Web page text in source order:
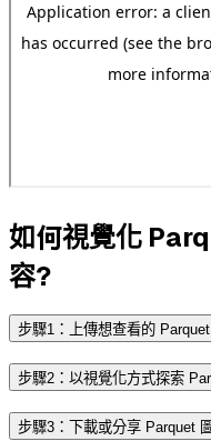
如何視覺化
容？
步驟1：上傳想查看的
步驟2：以視覺化方式探索
步驟3：下載或分享 Parquet